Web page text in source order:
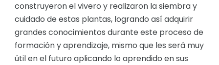
construyeron el vivero y realizaron la siembra y
cuidado de estas plantas, logrando así adquirir
grandes conocimientos durante este proceso de
formación y aprendizaje, mismo que les será muy
útil en el futuro aplicando lo aprendido en sus